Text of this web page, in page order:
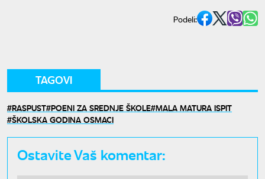
Podeli:
TAGOVI
RASPUST POENI ZA SREDNJE ŠKOLE MALA MATURA ISPIT
ŠKOLSKA GODINA OSMACI
Ostavite Vaš komentar: